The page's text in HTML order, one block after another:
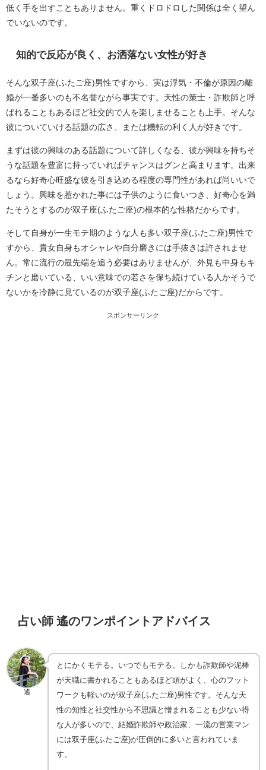
低く手を出すこともありません。重くドロドロした関係は全く望ん
でいないのです。
知的で反応が良く、お洒落ない女性が好き
そんな双子座(ふたご座)男性ですから、実は浮気・不倫が原因の離
婚が一番多いのも不名誉ながら事実です。天性の策士・詐欺師と呼
ばれることもあるほど社交的で人を楽しませることも上手。そんな
彼についていける話題の広さ、または機転の利く人が好きです。
まずは彼の興味のある話題について詳しくなる、彼が興味を持ちそ
うな話題を豊富に持っていればチャンスはグンと高まります。出来
るなら好奇心旺盛な彼を引き込める程度の専門性があれば尚いいで
しょう。興味を惹かれた事には子供のように食いつき、好奇心を満
たそうとするのが双子座(ふたご座)の根本的な性格だからです。
そして自身が一生モテ期のような人も多い双子座(ふたご座)男性で
すから、貴女自身もオシャレや自分磨きには手抜きは許されませ
ん。常に流行の最先端を追う必要はありませんが、外見も中身もキ
チンと磨いている、いい意味での若さを保ち続けている人かそうで
ないかを冷静に見ているのが双子座(ふたご座)だからです。
スポンサーリンク
占い師 遙のワンポイントアドバイス
遙
とにかくモテる。いつでもモテる。しかも詐欺師や泥棒
が天職に書かれることもあるほど頭がよく、心のフット
ワークも軽いのが双子座(ふたご座)男性です。そんな天
性の知性と社交性から不思議と憎まれることも少ない得
な人が多いので、結婚詐欺師や政治家、一流の営業マン
には双子座(ふたご座)が圧倒的に多いと言われていま
す。